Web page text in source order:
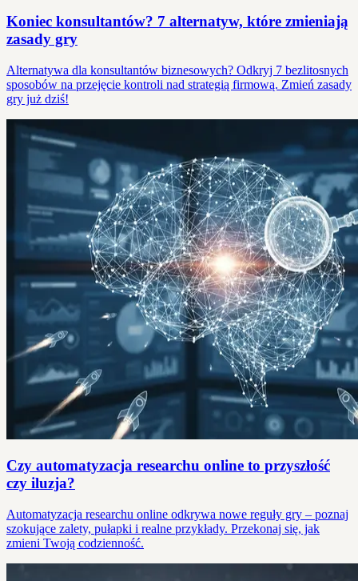
Koniec konsultantów? 7 alternatyw, które zmieniają
zasady gry
Alternatywa dla konsultantów biznesowych? Odkryj 7 bezlitosnych
sposobów na przejęcie kontroli nad strategią firmową. Zmień zasady
gry już dziś!
Czy automatyzacja researchu online to przyszłość
czy iluzja?
Automatyzacja researchu online odkrywa nowe reguły gry – poznaj
szokujące zalety, pułapki i realne przykłady. Przekonaj się, jak
zmieni Twoją codzienność.